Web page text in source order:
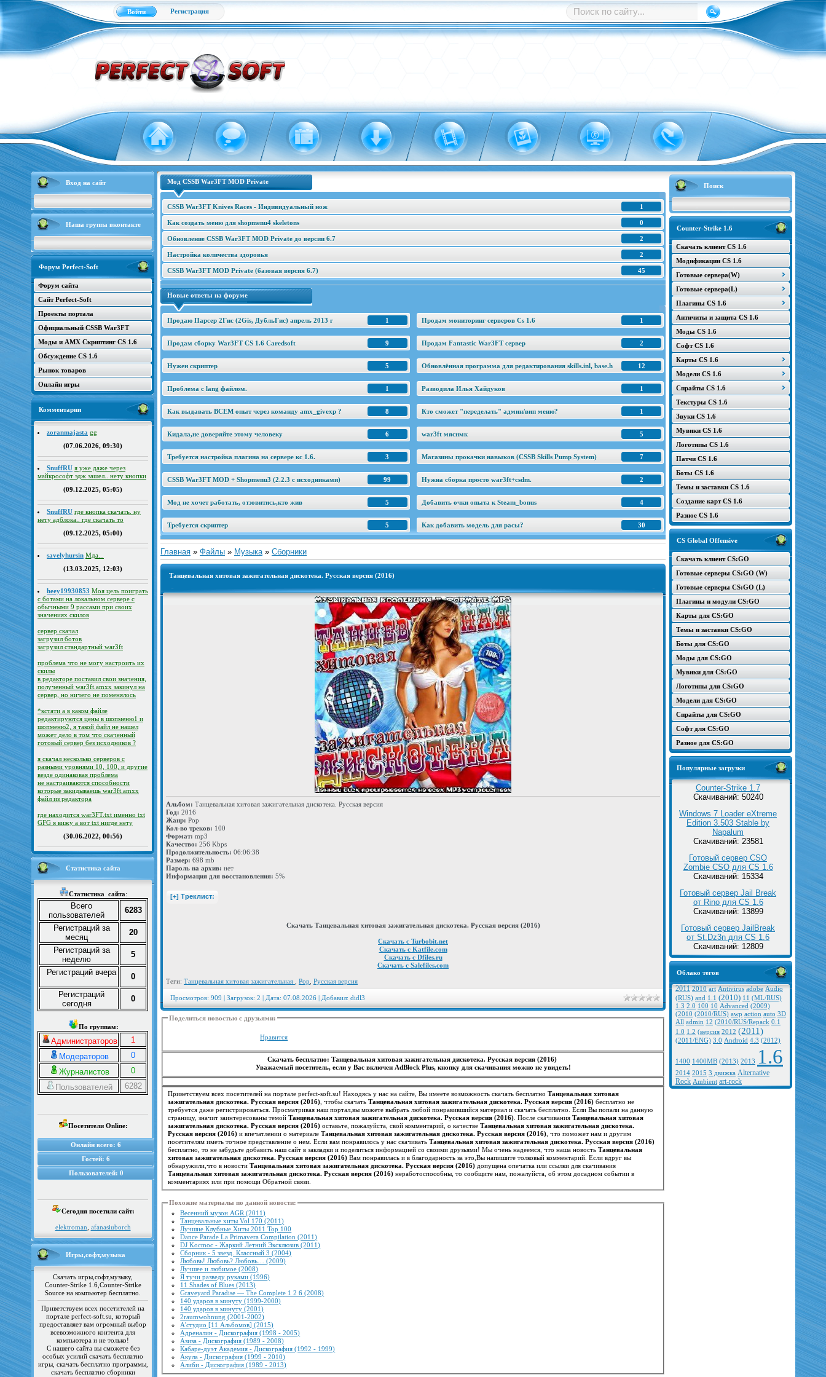
Войти Регистрация
Вход на сайт
Наша группа вконтакте
Форум Perfect-Soft
Форум сайта
Сайт Perfect-Soft
Проекты портала
Официальный CSSB War3FT
Моды и AMX Скриптинг CS 1.6
Обсуждение CS 1.6
Рынок товаров
Онлайн игры
Комментарии
zoranmajasta gg
(07.06.2026, 09:30)
SnuffRU я уже даже через
майкрософт эдж зашел.. нету кнопки
(09.12.2025, 05:05)
SnuffRU где кнопка скачать. ну
нету адблока.. где скачать то
(09.12.2025, 05:00)
savelyhursin Мда...
(13.03.2025, 12:03)
heey19930853 Моя цель поиграть
с ботами на локальном сервере с
обычными 9 рассами при своих
значениях скилов
сервер скачал
загрузил ботов
загрузил стандартный war3ft
проблема что не могу настроить их
скилы
в редакторе поставил свои значения,
полученный war3ft.amxx закинул на
сервер, но ничего не поменялось
*кстати а в каком файле
редактируются цены в шопменю1 и
шопменю2, я такой файл не нашел
может дело в том что скаченный
готовый сервер без исходников ?
я скачал несколько серверов с
разными уровнями 10, 100, и другие
везде одинаковая проблема
не настраиваются способности
которые закидываешь war3ft.amxx
файл из редактора
где находится war3FT.txt именно txt
GFG я вижу а вот txt нигде нету
(30.06.2022, 00:56)
Статистика сайта
Статистика сайта:
Всего
пользователей
6283
Регистраций за
месяц
20
Регистраций за
неделю
5
Регистраций вчера
0
Регистраций
сегодня
0
По группам:
Администраторов
1
Модераторов
0
Журналистов
0
Пользователей
6282
Посетители Online:
Онлайн всего: 6
Гостей: 6
Пользователей: 0
Сегодня посетили сайт:
elektroman afanasiuborch
Игры,софт,музыка
Скачать игры,софт,музыку,
Counter-Strike 1.6,Counter-Strike
Source на компьютер бесплатно.
Приветствуем всех посетителей на
портале perfect-soft.su, который
предоставляет вам огромный выбор
всевозможного контента для
компьютера и не только!
С нашего сайта вы сможете без
особых усилий скачать бесплатно
игры, скачать бесплатно программы,
скачать бесплатно сборники
Поиск
Counter-Strike 1.6
Скачать клиент CS 1.6
Модификации CS 1.6
Готовые сервера(W)
Готовые сервера(L)
Плагины CS 1.6
Античиты и защита CS 1.6
Моды CS 1.6
Софт CS 1.6
Карты CS 1.6
Модели CS 1.6
Спрайты CS 1.6
Текстуры CS 1.6
Звуки CS 1.6
Мувики CS 1.6
Логотипы CS 1.6
Патчи CS 1.6
Боты CS 1.6
Темы и заставки CS 1.6
Создание карт CS 1.6
Разное CS 1.6
CS Global Offensive
Скачать клиент CS:GO
Готовые серверы CS:GO (W)
Готовые серверы CS:GO (L)
Плагины и модули CS:GO
Карты для CS:GO
Темы и заставки CS:GO
Боты для CS:GO
Моды для CS:GO
Мувики для CS:GO
Логотипы для CS:GO
Модели для CS:GO
Спрайты для CS:GO
Софт для CS:GO
Разное для CS:GO
Популярные загрузки
Counter-Strike 1.7
Скачиваний: 50240
Windows 7 Loader eXtreme
Edition 3.503 Stable by
Napalum
Скачиваний: 23581
Готовый сервер CSO
Zombie CSO для CS 1.6
Скачиваний: 15334
Готовый сервер Jail Break
от Rino для CS 1.6
Скачиваний: 13899
Готовый сервер JailBreak
от St.Dz3n для CS 1.6
Скачиваний: 12809
Облако тегов
2011 2010 art Antivirus adobe Audio
(RUS) and 1.1 (2010) 11 (ML/RUS)
1.3 2.0 100 10 Advanced (2009)
(2010 (2010/RUS) awp action auto 3D
All admin 12 (2010/RUS/Repack 0.1
1.0 1.2 (версия 2012 (2011)
(2011/ENG) 3.0 Android 4.3 (2012)
1400 1400MB (2013) 2013 1.6
2014 2015 3 движка Alternative
Rock Ambient art-rock
Мод CSSB War3FT MOD Private
1
CSSB War3FT Knives Races - Индивидуальный нож
0
Как создать меню для shopmenu4 skeletons
2
Обновление CSSB War3FT MOD Private до версии 6.7
2
Настройка количества здоровья
45
CSSB War3FT MOD Private (базовая версия 6.7)
Новые ответы на форуме
1
Продаю Парсер 2Гис (2Gis, ДубльГис) апрель 2013 г 1
Продам мониторинг серверов Cs 1.6
9
Продам сборку War3FT CS 1.6 Caredsoft 2
Продам Fantastic War3FT сервер
5
Нужен скриптер 12
Обновлённая программа для редактирования skills.inl, base.h
1
Проблема с lang файлом. 1
Разводила Илья Хайдуков
8
Как выдавать ВСЕМ опыт через команду amx_givexp ? 1
Кто сможет "переделать" админ/вип меню?
6
Кидала,не доверяйте этому человеку 5
war3ft мяснмк
3
Требуется настройка плагина на сервере кс 1.6. 7
Магазины прокачки навыков (CSSB Skills Pump System)
99
CSSB War3FT MOD + Shopmenu3 (2.2.3 c исходниками) 2
Нужна сборка просто war3ft+csdm.
5
Мод не хочет работать, отзовитись,кто жив 4
Добавить очки опыта к Steam_bonus
5
Требуется скриптер 30
Как добавить модель для расы?
Главная » Файлы » Музыка » Сборники
Танцевальная хитовая зажигательная дискотека. Русская версия (2016)
Альбом: Танцевальная хитовая зажигательная дискотека. Русская версия
Год: 2016
Жанр: Pop
Кол-во треков: 100
Формат: mp3
Качество: 256 Kbps
Продолжительность: 06:06:38
Размер: 698 mb
Пароль на архив: нет
Информация для восстановления: 5%
Скачать Танцевальная хитовая зажигательная дискотека. Русская версия (2016)
Скачать с Turbobit.net
Скачать с Katfile.com
Скачать с Dfiles.ru
Скачать с Salefiles.com
Теги: Танцевальная хитовая зажигательная Pop Русская версия
Просмотров: 909 | Загрузок: 2 | Дата: 07.08.2026 | Добавил: didl3
Поделиться новостью с друзьями:
Нравится
Скачать бесплатно: Танцевальная хитовая зажигательная дискотека. Русская версия (2016)
Уважаемый посетитель, если у Вас включен AdBlock Plus, кнопку для скачивания можно не увидеть!
Приветствуем всех посетителей на портале perfect-soft.su! Находясь у нас на сайте, Вы имеете возможность скачать бесплатноТанцевальная хитовая
зажигательная дискотека. Русская версия (2016) , чтобы скачатьТанцевальная хитовая зажигательная дискотека. Русская версия (2016) бесплатно не
требуется даже регистрироваться. Просматривая наш портал,вы можете выбрать любой понравившийся материал и скачать бесплатно. Если Вы попали на данную
страницу, значит заинтересованы темойТанцевальная хитовая зажигательная дискотека. Русская версия (2016) . После скачиванияТанцевальная хитовая
зажигательная дискотека. Русская версия (2016) оставьте, пожалуйста, свой комментарий, о качествеТанцевальная хитовая зажигательная дискотека.
Русская версия (2016) и впечатлении о материалеТанцевальная хитовая зажигательная дискотека. Русская версия (2016) , что поможет нам и другим
посетителям иметь точное представление о нем. Если вам понравилось у нас скачиватьТанцевальная хитовая зажигательная дискотека. Русская версия (2016)
бесплатно, то не забудьте добавить наш сайт в закладки и поделиться информацией со своими друзьями! Мы очень надеемся, что наша новостьТанцевальная
хитовая зажигательная дискотека. Русская версия (2016) Вам понравилась и в благодарность за это,Вы напишите толковый комментарий. Если вдруг вы
обнаружили,что в новостиТанцевальная хитовая зажигательная дискотека. Русская версия (2016) допущена опечатка или ссылки для скачивания
Танцевальная хитовая зажигательная дискотека. Русская версия (2016) неработоспособны, то сообщите нам, пожалуйста, об этом досадном событии в
комментариях или при помощи Обратной связи.
Похожие материалы по данной новости:
Весенний музон AGR (2011)
Танцевальные хиты Vol 170 (2011)
Лучшие Клубные Хиты 2011 Top 100
Dance Parade La Primavera Compilation (2011)
DJ Kocmoc - Жаркий Летний Эксклюзив (2011)
Сборник - 5 звезд. Классный 3 (2004)
Любовь! Любовь? Любовь… (2009)
Лучшее и любимое (2008)
Я тучи разведу руками (1996)
11 Shades of Blues (2013)
Graveyard Paradise — The Complete 1 2 6 (2008)
140 ударов в минуту (1999-2000)
140 ударов в минуту (2001)
2raumwohnung (2001-2002)
А'студио [11 Альбомов] (2015)
Адреналин - Дискография (1998 - 2005)
Азиза - Дискография (1989 - 2008)
Кабаре-дуэт Академия - Дискография (1992 - 1999)
Акула - Дискография (1999 - 2010)
Алиби - Дискография (1989 - 2013)